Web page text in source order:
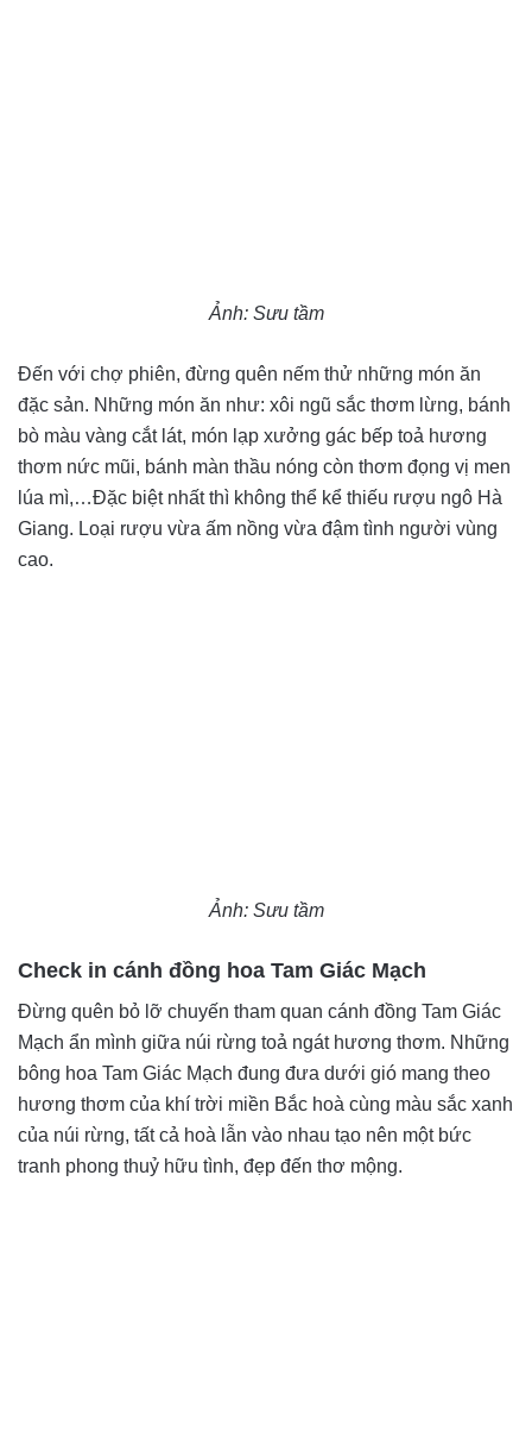
Ảnh: Sưu tầm
Đến với chợ phiên, đừng quên nếm thử những món ăn
đặc sản. Những món ăn như: xôi ngũ sắc thơm lừng, bánh
bò màu vàng cắt lát, món lạp xưởng gác bếp toả hương
thơm nức mũi, bánh màn thầu nóng còn thơm đọng vị men
lúa mì,…Đặc biệt nhất thì không thể kể thiếu rượu ngô Hà
Giang. Loại rượu vừa ấm nồng vừa đậm tình người vùng
cao.
Ảnh: Sưu tầm
Check in cánh đồng hoa Tam Giác Mạch
Đừng quên bỏ lỡ chuyến tham quan cánh đồng Tam Giác
Mạch ẩn mình giữa núi rừng toả ngát hương thơm. Những
bông hoa Tam Giác Mạch đung đưa dưới gió mang theo
hương thơm của khí trời miền Bắc hoà cùng màu sắc xanh
của núi rừng, tất cả hoà lẫn vào nhau tạo nên một bức
tranh phong thuỷ hữu tình, đẹp đến thơ mộng.